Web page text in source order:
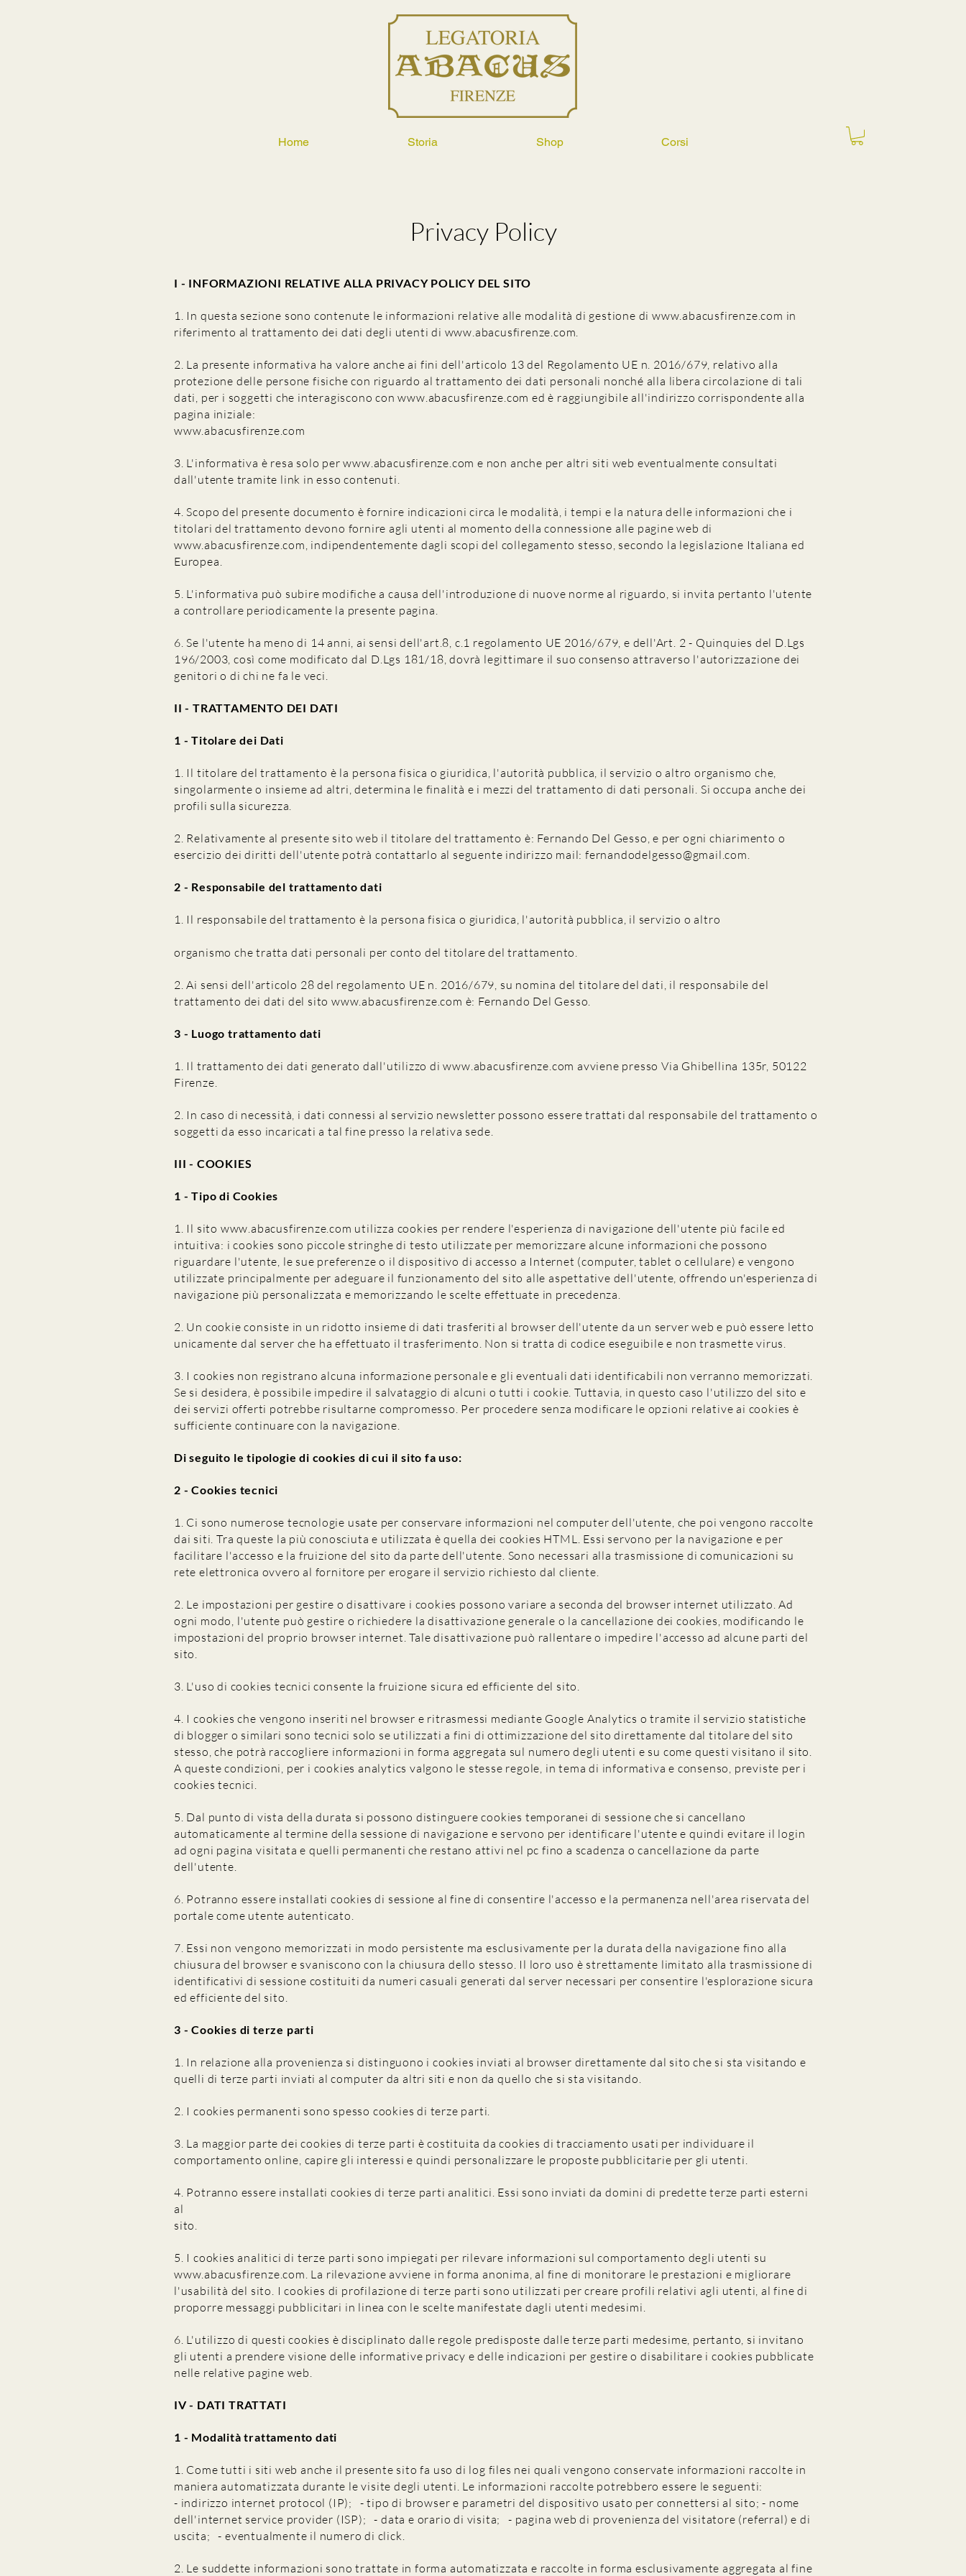
Home Storia Shop Corsi
Privacy Policy
I - INFORMAZIONI RELATIVE ALLA PRIVACY POLICY DEL SITO
1. In questa sezione sono contenute le informazioni relative alle modalità di gestione di www.abacusfirenze.com in
riferimento al trattamento dei dati degli utenti di www.abacusfirenze.com.
2. La presente informativa ha valore anche ai fini dell'articolo 13 del Regolamento UE n. 2016/679, relativo alla
protezione delle persone fisiche con riguardo al trattamento dei dati personali nonché alla libera circolazione di tali
dati, per i soggetti che interagiscono conwww.abacusfirenze.com ed è raggiungibile all'indirizzo corrispondente alla
pagina iniziale:
www.abacusfirenze.com
3. L'informativa è resa solo perwww.abacusfirenze.com e non anche per altri siti web eventualmente consultati
dall'utente tramite link in esso contenuti.
4. Scopo del presente documento è fornire indicazioni circa le modalità, i tempi e la natura delle informazioni che i
titolari del trattamento devono fornire agli utenti al momento della connessione alle pagine web di
www.abacusfirenze.com, indipendentemente dagli scopi del collegamento stesso, secondo la legislazione Italiana ed
Europea.
5. L'informativa può subire modifiche a causa dell'introduzione di nuove norme al riguardo, si invita pertanto l'utente
a controllare periodicamente la presente pagina.
6. Se l'utente ha meno di 14 anni, ai sensi dell'art.8, c.1 regolamento UE 2016/679, e dell'Art. 2 - Quinquies del D.Lgs
196/2003, così come modificato dal D.Lgs 181/18, dovrà legittimare il suo consenso attraverso l'autorizzazione dei
genitori o di chi ne fa le veci.
II - TRATTAMENTO DEI DATI
1 - Titolare dei Dati
1. Il titolare del trattamento è la persona fisica o giuridica, l'autorità pubblica, il servizio o altro organismo che,
singolarmente o insieme ad altri, determina le finalità e i mezzi del trattamento di dati personali. Si occupa anche dei
profili sulla sicurezza.
2. Relativamente al presente sito web il titolare del trattamento è: Fernando Del Gesso, e per ogni chiarimento o
esercizio dei diritti dell'utente potrà contattarlo al seguente indirizzo mail: fernandodelgesso@gmail.com.
2 - Responsabile del trattamento dati
1. Il responsabile del trattamento è la persona fisica o giuridica, l'autorità pubblica, il servizio o altro
organismo che tratta dati personali per conto del titolare del trattamento.
2. Ai sensi dell'articolo 28 del regolamento UE n. 2016/679, su nomina del titolare del dati, il responsabile del
trattamento dei dati del sitowww.abacusfirenze.com è: Fernando Del Gesso.
3 - Luogo trattamento dati
1. Il trattamento dei dati generato dall'utilizzo diwww.abacusfirenze.com avviene presso Via Ghibellina 135r, 50122
Firenze.
2. In caso di necessità, i dati connessi al servizio newsletter possono essere trattati dal responsabile del trattamento o
soggetti da esso incaricati a tal fine presso la relativa sede.
III - COOKIES
1 - Tipo di Cookies
1. Il sito www.abacusfirenze.com utilizza cookies per rendere l'esperienza di navigazione dell'utente più facile ed
intuitiva: i cookies sono piccole stringhe di testo utilizzate per memorizzare alcune informazioni che possono
riguardare l'utente, le sue preferenze o il dispositivo di accesso a Internet (computer, tablet o cellulare) e vengono
utilizzate principalmente per adeguare il funzionamento del sito alle aspettative dell'utente, offrendo un'esperienza di
navigazione più personalizzata e memorizzando le scelte effettuate in precedenza.
2. Un cookie consiste in un ridotto insieme di dati trasferiti al browser dell'utente da un server web e può essere letto
unicamente dal server che ha effettuato il trasferimento. Non si tratta di codice eseguibile e non trasmette virus.
3. I cookies non registrano alcuna informazione personale e gli eventuali dati identificabili non verranno memorizzati.
Se si desidera, è possibile impedire il salvataggio di alcuni o tutti i cookie. Tuttavia, in questo caso l'utilizzo del sito e
dei servizi offerti potrebbe risultarne compromesso. Per procedere senza modificare le opzioni relative ai cookies è
sufficiente continuare con la navigazione.
Di seguito le tipologie di cookies di cui il sito fa uso:
2 - Cookies tecnici
1. Ci sono numerose tecnologie usate per conservare informazioni nel computer dell'utente, che poi vengono raccolte
dai siti. Tra queste la più conosciuta e utilizzata è quella dei cookies HTML. Essi servono per la navigazione e per
facilitare l'accesso e la fruizione del sito da parte dell'utente. Sono necessari alla trasmissione di comunicazioni su
rete elettronica ovvero al fornitore per erogare il servizio richiesto dal cliente.
2. Le impostazioni per gestire o disattivare i cookies possono variare a seconda del browser internet utilizzato. Ad
ogni modo, l'utente può gestire o richiedere la disattivazione generale o la cancellazione dei cookies, modificando le
impostazioni del proprio browser internet. Tale disattivazione può rallentare o impedire l'accesso ad alcune parti del
sito.
3. L'uso di cookies tecnici consente la fruizione sicura ed efficiente del sito.
4. I cookies che vengono inseriti nel browser e ritrasmessi mediante Google Analytics o tramite il servizio statistiche
di blogger o similari sono tecnici solo se utilizzati a fini di ottimizzazione del sito direttamente dal titolare del sito
stesso, che potrà raccogliere informazioni in forma aggregata sul numero degli utenti e su come questi visitano il sito.
A queste condizioni, per i cookies analytics valgono le stesse regole, in tema di informativa e consenso, previste per i
cookies tecnici.
5. Dal punto di vista della durata si possono distinguere cookies temporanei di sessione che si cancellano
automaticamente al termine della sessione di navigazione e servono per identificare l'utente e quindi evitare il login
ad ogni pagina visitata e quelli permanenti che restano attivi nel pc fino a scadenza o cancellazione da parte
dell'utente.
6. Potranno essere installati cookies di sessione al fine di consentire l'accesso e la permanenza nell'area riservata del
portale come utente autenticato.
7. Essi non vengono memorizzati in modo persistente ma esclusivamente per la durata della navigazione fino alla
chiusura del browser e svaniscono con la chiusura dello stesso. Il loro uso è strettamente limitato alla trasmissione di
identificativi di sessione costituiti da numeri casuali generati dal server necessari per consentire l'esplorazione sicura
ed efficiente del sito.
3 - Cookies di terze parti
1. In relazione alla provenienza si distinguono i cookies inviati al browser direttamente dal sito che si sta visitando e
quelli di terze parti inviati al computer da altri siti e non da quello che si sta visitando.
2. I cookies permanenti sono spesso cookies di terze parti.
3. La maggior parte dei cookies di terze parti è costituita da cookies di tracciamento usati per individuare il
comportamento online, capire gli interessi e quindi personalizzare le proposte pubblicitarie per gli utenti.
4. Potranno essere installati cookies di terze parti analitici. Essi sono inviati da domini di predette terze parti esterni
al
sito.
5. I cookies analitici di terze parti sono impiegati per rilevare informazioni sul comportamento degli utenti su
www.abacusfirenze.com. La rilevazione avviene in forma anonima, al fine di monitorare le prestazioni e migliorare
l'usabilità del sito. I cookies di profilazione di terze parti sono utilizzati per creare profili relativi agli utenti, al fine di
proporre messaggi pubblicitari in linea con le scelte manifestate dagli utenti medesimi.
6. L'utilizzo di questi cookies è disciplinato dalle regole predisposte dalle terze parti medesime, pertanto, si invitano
gli utenti a prendere visione delle informative privacy e delle indicazioni per gestire o disabilitare i cookies pubblicate
nelle relative pagine web.
IV - DATI TRATTATI
1 - Modalità trattamento dati
1. Come tutti i siti web anche il presente sito fa uso di log files nei quali vengono conservate informazioni raccolte in
maniera automatizzata durante le visite degli utenti. Le informazioni raccolte potrebbero essere le seguenti:
- indirizzo internet protocol (IP); - tipo di browser e parametri del dispositivo usato per connettersi al sito; - nome
dell'internet service provider (ISP); - data e orario di visita; - pagina web di provenienza del visitatore (referral) e di
uscita; - eventualmente il numero di click.
2. Le suddette informazioni sono trattate in forma automatizzata e raccolte in forma esclusivamente aggregata al fine